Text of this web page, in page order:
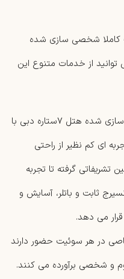
کاملا شخصی ‌سازی شده
از خدمات متنوع این
خدمات VIP : خدمات شخصی سازی شده هتل ۷ستاره دبی با
ای کم نظیر از راحتی
تشریفاتی گرفته تا تجربه‌
ثابت و باتلر، آسایش و
می‌ دهد.
اختصاصی در هر سوئیت حضور دارند
و شخصی برآورده می‌ کنند.